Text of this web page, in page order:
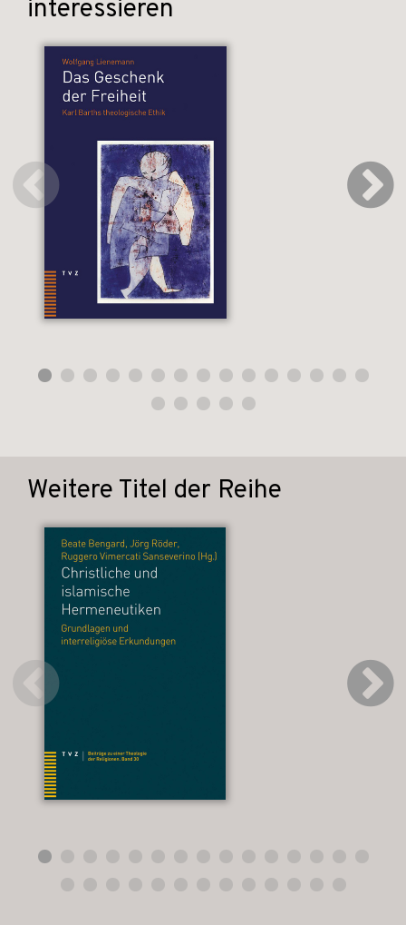
interessieren
Weitere Titel der Reihe